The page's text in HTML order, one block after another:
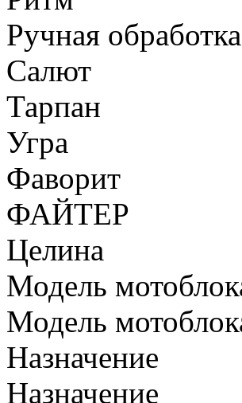
Ручная обработка
Салют
Тарпан
Угра
Фаворит
ФАЙТЕР
Целина
Модель
Модель
Назначение
Назначение